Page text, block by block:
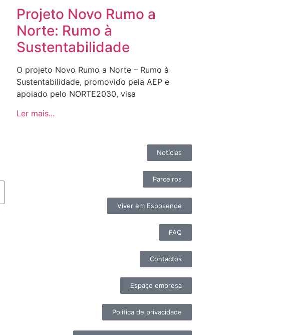
Projeto Novo Rumo a
Norte: Rumo à
Sustentabilidade
O projeto Novo Rumo a Norte – Rumo à
Sustentabilidade, promovido pela AEP e
apoiado pelo NORTE2030, visa
Ler mais...
Notícias
Parceiros
Viver em Esposende
FAQ
Contactos
Espaço empresa
Política de privacidade